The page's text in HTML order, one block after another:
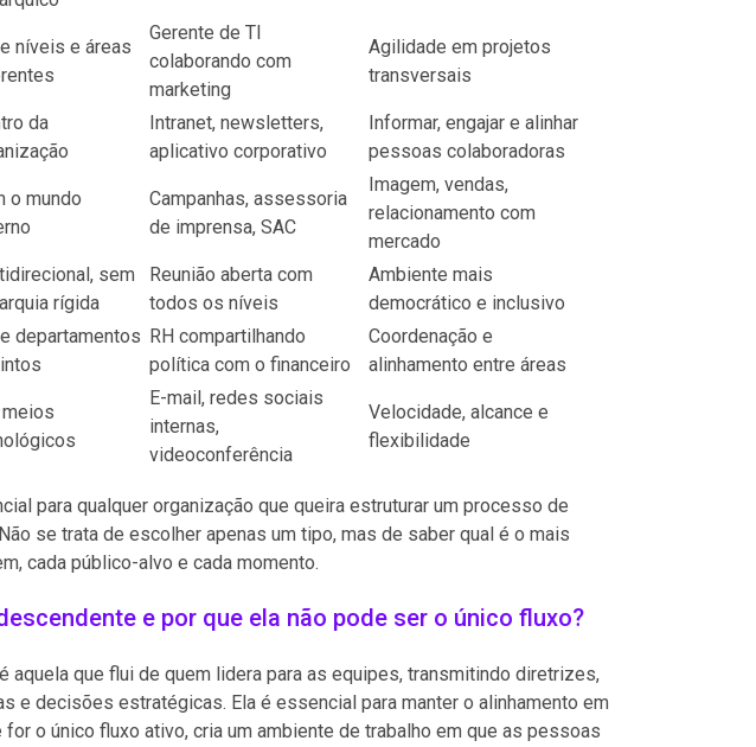
níveis e áreas
Gerente de TI
colaborando com
marketing
Agilidade em projetos
transversais
da
Intranet, newsletters,
aplicativo corporativo
Informar, engajar e alinhar
pessoas colaboradoras
o mundo
Campanhas, assessoria
de imprensa, SAC
Imagem, vendas,
relacionamento com
mercado
sem
rígida
Reunião aberta com
todos os níveis
Ambiente mais
democrático e inclusivo
departamentos RH compartilhando
política com o financeiro
Coordenação e
alinhamento entre áreas
E-mail, redes sociais
internas,
videoconferência
Velocidade, alcance e
flexibilidade
para qualquer organização que queira estruturar um processo de
se trata de escolher apenas um tipo, mas de saber qual é o mais
cada público-alvo e cada momento.
e por que ela não pode ser o único fluxo?
aquela que flui de quem lidera para as equipes, transmitindo diretrizes,
e decisões estratégicas. Ela é essencial para manter o alinhamento em
o único fluxo ativo, cria um ambiente de trabalho em que as pessoas